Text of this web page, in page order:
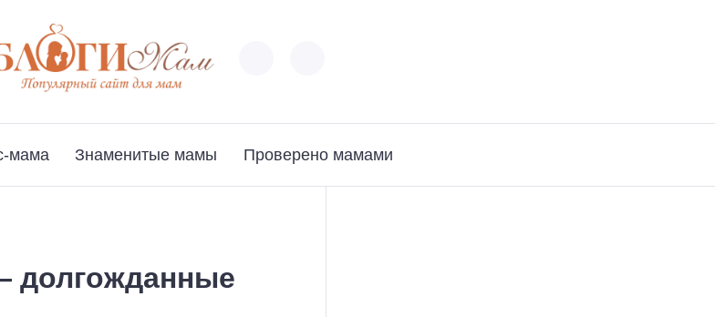
мама Знаменитые мамы Проверено мамами
долгожданные